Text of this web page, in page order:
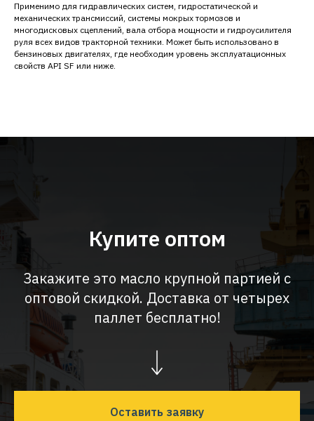
Применимо для гидравлических систем, гидростатической и
механических трансмиссий, системы мокрых тормозов и
многодисковых сцеплений, вала отбора мощности и гидроусилителя
руля всех видов тракторной техники. Может быть использовано в
бензиновых двигателях, где необходим уровень эксплуатационных
свойств API SF или ниже.
Купите оптом
Закажите это масло крупной партией с
оптовой скидкой. Доставка от четырех
паллет бесплатно!
Оставить заявку